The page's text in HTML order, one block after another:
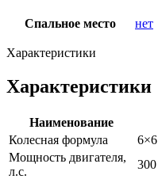
Спальное место нет
Характеристики
Характеристики
Наименование
Колесная формула
6×6
Мощность двигателя,
л.с.
300